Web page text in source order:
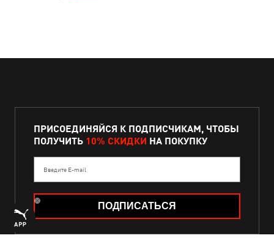
ПРИСОЕДИНЯЙСЯ К ПОДПИСЧИКАМ, ЧТОБЫ
ПОЛУЧИТЬ 10% СКИДКИ НА ПОКУПКУ
Введите E-mail
ПОДПИСАТЬСЯ